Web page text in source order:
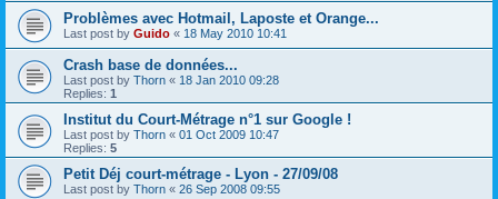
Problèmes avec Hotmail, Laposte et Orange...
Last post by Guido « 18 May 2010 10:41
Crash base de données...
Last post by Thorn « 18 Jan 2010 09:28
Replies: 1
Institut du Court-Métrage n°1 sur Google !
Last post by Thorn « 01 Oct 2009 10:47
Replies: 5
Petit Déj court-métrage - Lyon - 27/09/08
Last post by Thorn « 26 Sep 2008 09:55